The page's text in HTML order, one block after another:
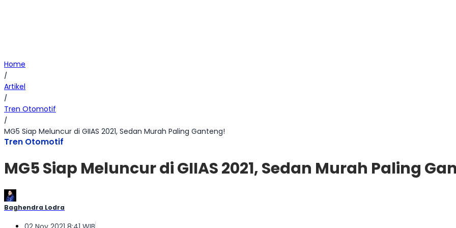
Home
/
Artikel
/
Tren Otomotif
/
MG5 Siap Meluncur di GIIAS 2021, Sedan Murah Paling Ganteng!
Tren Otomotif
MG5 Siap Meluncur di GIIAS 2021, Sedan Murah Paling
Baghendra Lodra